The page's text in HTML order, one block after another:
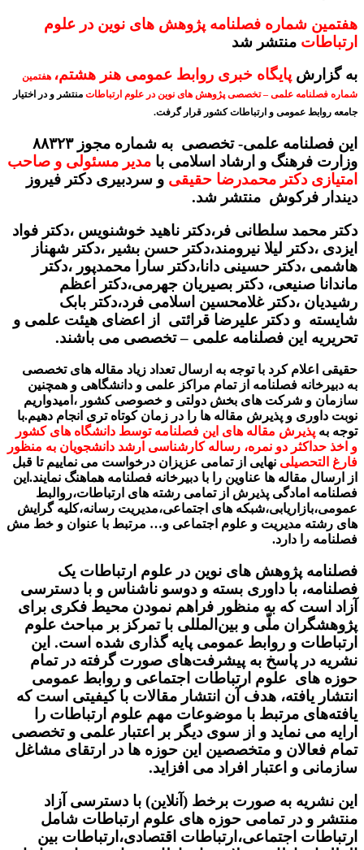
هفتمین شماره فصلنامه پژوهش های نوین در علوم
ارتباطات منتشر شد
به گزارش پایگاه خبری روابط عمومی هنر هشتم، هفتمین
شماره فصلنامه علمی – تخصصی پژوهش های نوین در علوم ارتباطات منتشر و در اختیار
جامعه روابط عمومی و ارتباطات کشور قرار گرفت.
این فصلنامه علمی- تخصصی به شماره مجوز ۸۸۳۲۳
وزارت فرهنگ و ارشاد اسلامی با مدیر مسئولی و صاحب
امتیازی دکتر محمدرضا حقیقی و سردبیری دکتر فیروز
دیندار فرکوش منتشر شد.
دکتر محمد سلطانی فر،دکتر ناهید خوشنویس ،دکتر فواد
ایزدی ،دکتر لیلا نیرومند،دکتر حسن بشیر ،دکتر شهناز
هاشمی ،دکتر حسینی دانا،دکتر سارا محمدپور ،دکتر
ماندانا صنیعی، دکتر بصیریان جهرمی،دکتر اعظم
رشیدیان ،دکتر غلامحسین اسلامی فرد،دکتر بابک
شایسته و دکتر علیرضا قرائتی از اعضای هیئت علمی و
تحریریه این فصلنامه علمی – تخصصی می باشند.
حقیقی اعلام کرد با توجه به ارسال تعداد زیاد مقاله های تخصصی
به دبیرخانه فصلنامه از تمام مراکز علمی و دانشگاهی و همچنین
سازمان و شرکت های بخش دولتی و خصوصی کشور ،امیدواریم
نوبت داوری و پذیرش مقاله ها را در زمان کوتاه تری انجام دهیم.با
توجه به پذیرش مقاله های این فصلنامه توسط دانشگاه های کشور
و اخذ حداکثر دو نمره، رساله کارشناسی ارشد دانشجویان به منظور
فارغ التحصیلی نهایی از تمامی عزیزان درخواست می نماییم تا قبل
از ارسال مقاله ها عناوین را با دبیرخانه فصلنامه هماهنگ نمایند.این
فصلنامه امادگی پذیرش از تمامی رشته های ارتباطات،روالبط
عمومی،بازاریابی،شبکه های اجتماعی،مدیریت رسانه،کلیه گرایش
های رشته مدیریت و علوم اجتماعی و… مرتبط با عنوان و خط مش
فصلنامه را دارد.
فصلنامه پژوهش های نوین در علوم ارتباطات یک
فصلنامه، با داوری بسته و دوسو ناشناس و با دسترسی
آزاد است که به منظور فراهم نمودن محیط فکری برای
پژوهشگران ملّی و بین‌المللی با تمرکز بر مباحث علوم
ارتباطات و روابط عمومی پایه گذاری شده است. این
نشریه در پاسخ به پیشرفت‌های صورت گرفته در تمام
حوزه های علوم ارتباطات اجتماعی و روابط عمومی
انتشار یافته، هدف آن انتشار مقالات با کیفیتی است که
یافته‌های مرتبط با موضوعات مهم علوم ارتباطات را
ارایه می‌ نماید و از سوی دیگر بر اعتبار علمی و تخصصی
تمام فعالان و متخصصین این حوزه ها در ارتقای مشاغل
سازمانی و اعتبار افراد می افزاید.
این نشریه به صورت برخط (آنلاین) با دسترسی آزاد
منتشر و در تمامی حوزه های علوم ارتباطات شامل
ارتباطات اجتماعی،ارتباطات اقتصادی،ارتباطات بین